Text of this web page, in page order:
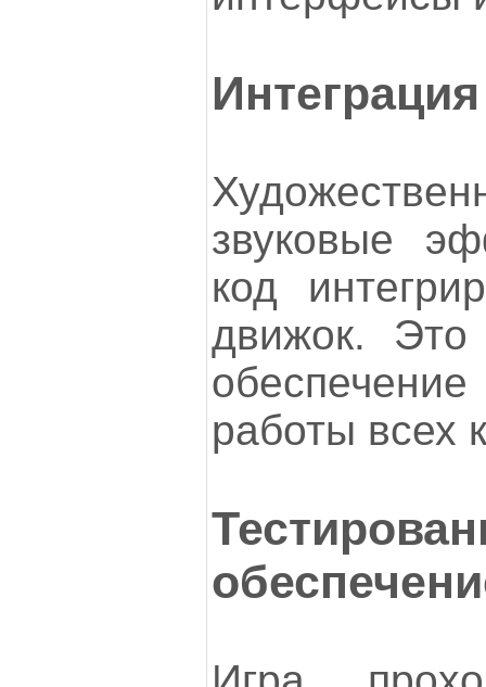
Интеграция
звуковые
код
движок.
работы всех